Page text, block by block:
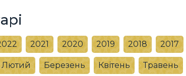
2021 2020 2019 2018 2017
Лютий Березень Квітень Травень